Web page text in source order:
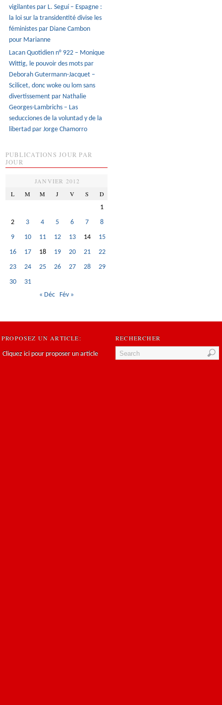
vigilantes par L. Seguí – Espagne :
la loi sur la transidentité divise les
féministes par Diane Cambon
pour Marianne
Lacan Quotidien n° 922 – Monique
Wittig, le pouvoir des mots par
Deborah Gutermann-Jacquet –
Scilicet, donc woke ou lom sans
divertissement par Nathalie
Georges-Lambrichs – Las
seducciones de la voluntad y de la
libertad par Jorge Chamorro
PUBLICATIONS JOUR PAR
JOUR
JANVIER 2012
L
M M J V S D
1
2
3 4 5 6 7
8
9
10 11 12 13 14
15
16
17 18 19 20 21
22
23
24 25 26 27 28
29
30
31
« Déc
Fév »
PROPOSEZ UN ARTICLE:
Cliquez ici pour proposer un article
RECHERCHER